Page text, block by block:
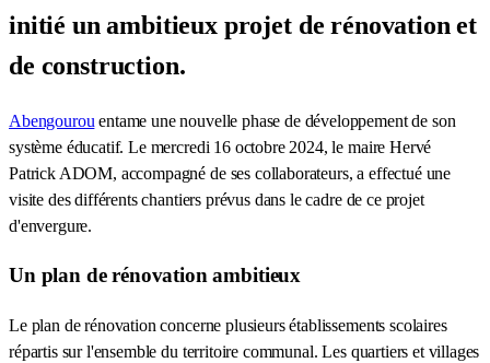
initié un ambitieux projet de rénovation et
de construction.
Abengourou entame une nouvelle phase de développement de son
système éducatif. Le mercredi 16 octobre 2024, le maire Hervé
Patrick ADOM, accompagné de ses collaborateurs, a effectué une
visite des différents chantiers prévus dans le cadre de ce projet
d'envergure.
Un plan de rénovation ambitieux
Le plan de rénovation concerne plusieurs établissements scolaires
répartis sur l'ensemble du territoire communal. Les quartiers et villages